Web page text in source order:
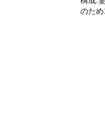
のた